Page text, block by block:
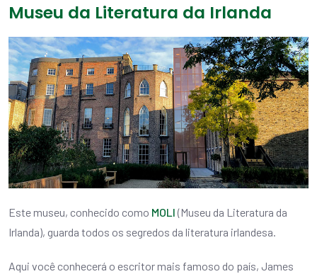
Museu da Literatura da Irlanda
Este museu, conhecido como MOLI (Museu da Literatura da
Irlanda), guarda todos os segredos da literatura irlandesa.
Aqui você conhecerá o escritor mais famoso do país, James